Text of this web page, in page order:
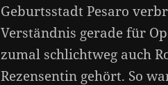
Geburtsstadt Pesaro
Verständnis gerade für
zumal schlichtweg auch
Rezensentin gehört. So